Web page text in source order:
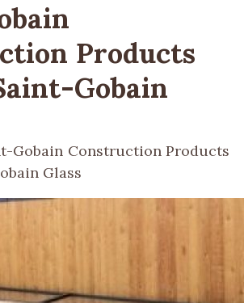
Products
Gobain
Gobain Construction Products
Glass